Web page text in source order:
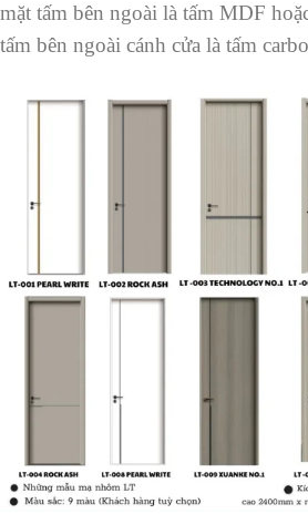
mặt tấm bên ngoài là tấm MDF
tấm bên ngoài cánh cửa là tấm